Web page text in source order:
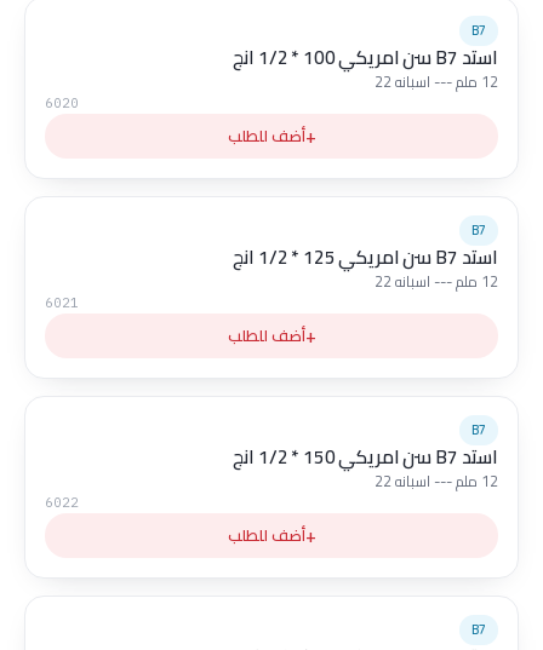
B7
استد B7 سن امريكي 100 * 1/2 انج
12 ملم --- اسبانه 22
6020
+أضف للطلب
B7
استد B7 سن امريكي 125 * 1/2 انج
12 ملم --- اسبانه 22
6021
+أضف للطلب
B7
استد B7 سن امريكي 150 * 1/2 انج
12 ملم --- اسبانه 22
6022
+أضف للطلب
B7